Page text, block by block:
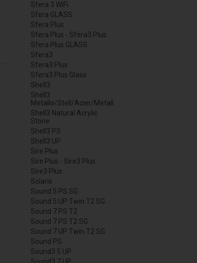
Sfera 3 WiFi
Sfera GLASS
Sfera Plus
Sfera Plus - Sfera3 Plus
Sfera Plus GLASS
Sfera3
Sfera3 Plus
Sfera3 Plus Glass
Shell3
Shell3
Metallo/Stell/Acier/Metall
Shell3 Natural Acrylic
Stone
Shell3 PS
Shell3 UP
Sire Plus
Sire Plus - Sire3 Plus
Sire3 Plus
Solaris
Sound 5 PS SG
Sound 5 UP Twin T2 SG
Sound 7 PS T2
Sound 7 PS T2 SG
Sound 7 UP Twin T2 SG
Sound PS
Sound3 5 UP